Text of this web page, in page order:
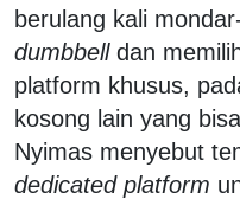
berulang kali
dumbbelldan
platform khusus,
kosong lain yang
Nyimas menyebut
dedicated platform